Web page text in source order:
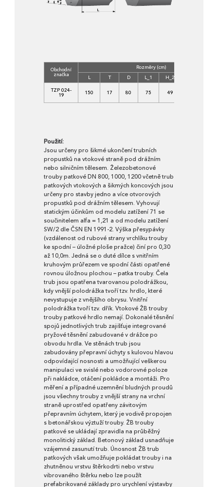
Obchodní
značka
Rozměry (cm)
L
T D L_1 H_2
TZP 024-
19 150 17 80 75 49
Použití:
Jsou určeny pro šikmé ukončení trubních
propustků na vtokové straně pod drážním
nebo silničním tělesem. Železobetonové
trouby patkové DN 800, 1000, 1200 včetně trub
patkových vtokových a šikmých koncových jsou
určeny pro stavby jedno a více otvorových
propustků pod drážním tělesem. Vyhovují
statickým účinkům od modelu zatížení 71 se
součinitelem alfa = 1,21 a od modelu zatížení
SW/2 dle ČSN EN 1991-2. Výška přesypávky
(vzdálenost od rubové strany vrchlíku trouby
ke spodní – úložné ploše pražce) činí pro 0,30
až 10,0m. Jedná se o duté dílce s vnitřním
kruhovým průřezem ve spodní části opatřené
rovnou úložnou plochou – patka trouby. Čela
trub jsou opatřena tvarovanou polodrážkou,
kdy vnější polodrážka tvoří tzv. hrdlo, které
nevystupuje z vnějšího obrysu. Vnitřní
polodrážka tvoří tzv. dřík. Vtokové ŽB trouby
trouby patkové hrdlo nemají. Dokonalé těsnění
spojů jednotlivých trub zajišťuje integrované
pryžové těsnění zabudované v drážce po
obvodu hrdla. Ve stěnách trub jsou
zabudovány přepravní úchyty s kulovou hlavou
odpovídající nosnosti a umožňující veškerou
manipulaci ve svislé nebo vodorovné poloze
při nakládce, otáčení pokládce a montáži. Pro
měření a případné uzemnění bludných proudů
jsou všechny trouby z vnější strany na vrchní
straně uprostřed opatřeny závitovým
přepravním úchytem, který je vodivě propojen
s betonářskou výztuží trouby. ŽB trouby
patkové se ukládají zpravidla na průběžný
monolitický základ. Betonový základ usnadňuje
vzájemné zasunutí trub. Únosnost ŽB trub
patkových však umožňuje pokládat trouby i na
zhutněnou vrstvu štěrkodrti nebo vrstvu
vibrovaného štěrku nebo lze použít
prefabrikované základy pro urychlení výstavby